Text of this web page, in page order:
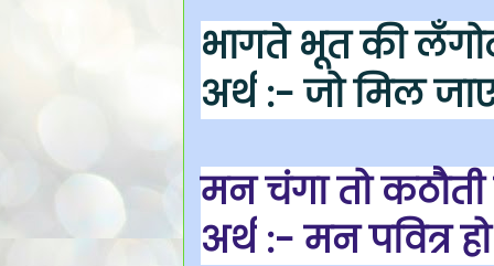
भागते भूत की
अर्थ :- जो मिल
मन चंगा तो
अर्थ :- मन पवित्र